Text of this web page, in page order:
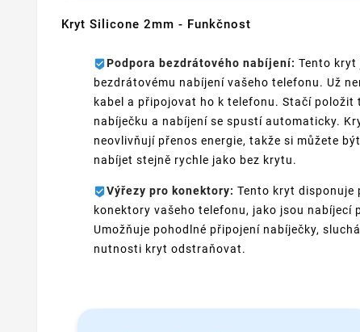
Kryt Silicone 2mm - Funkčnost
Podpora bezdrátového nabíjení: Tento kryt
bezdrátovému nabíjení vašeho telefonu. Už
kabel a připojovat ho k telefonu. Stačí položit
nabíječku a nabíjení se spustí automaticky.
neovlivňují přenos energie, takže si můžete
nabíjet stejně rychle jako bez krytu.
Výřezy pro konektory: Tento kryt disponuje
konektory vašeho telefonu, jako jsou nabíjecí
Umožňuje pohodlné připojení nabíječky,
nutnosti kryt odstraňovat.